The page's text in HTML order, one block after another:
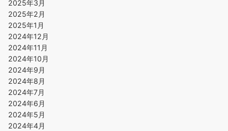
2025年3月
2025年2月
2025年1月
2024年12月
2024年11月
2024年10月
2024年9月
2024年8月
2024年7月
2024年6月
2024年5月
2024年4月